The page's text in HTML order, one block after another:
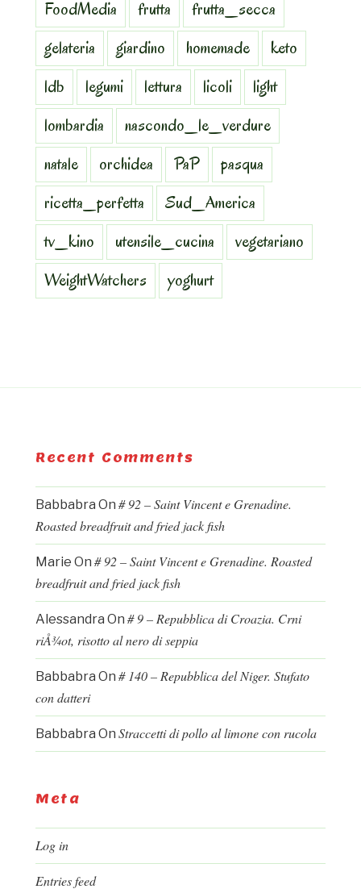
FoodMedia
frutta
frutta_secca
gelateria
giardino homemade
keto
ldb
legumi lettura licoli
light
lombardia
nascondo_le_verdure
natale
orchidea PaP
pasqua
ricetta_perfetta
Sud_America
tv_kino
utensile_cucina
vegetariano
WeightWatchers
yoghurt
Recent Comments
Babbabra On # 92 – Saint Vincent e Grenadine.
Roasted breadfruit and fried jack fish
Marie On # 92 – Saint Vincent e Grenadine. Roasted
breadfruit and fried jack fish
Alessandra On # 9 – Repubblica di Croazia. Crni
riÅ¾ot, risotto al nero di seppia
Babbabra On # 140 – Repubblica del Niger. Stufato
con datteri
Babbabra On Straccetti di pollo al limone con rucola
Meta
Log in
Entries feed